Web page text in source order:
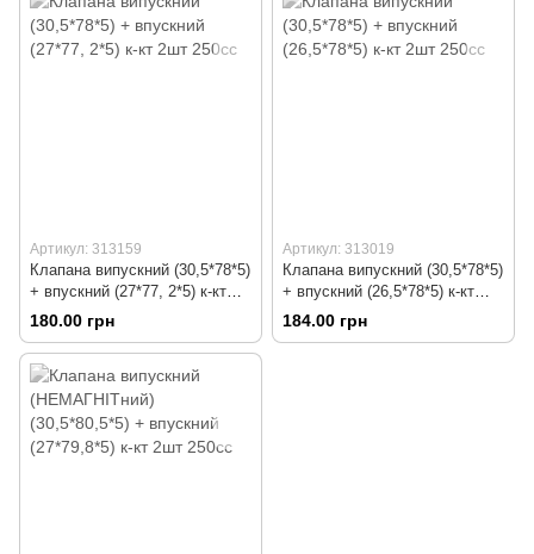
Артикул: 313159
Клапана випускний (30,5*78*5)
+ впускний (27*77, 2*5) к-кт
2шт 250сс
180.00 грн
Артикул: 313019
Клапана випускний (30,5*78*5)
+ впускний (26,5*78*5) к-кт
2шт 250сс
184.00 грн